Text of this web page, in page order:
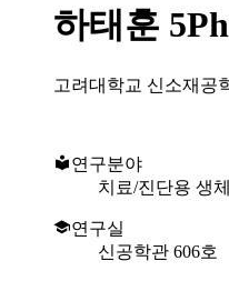
하태훈
고려대학교 신소재공
연구분야
치료/진단용 생
연구실
신공학관 606호